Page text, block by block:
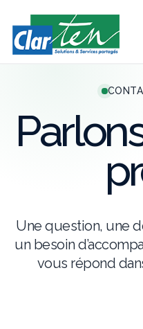
Formations
A propos
Une question, une
un besoin
vous répond